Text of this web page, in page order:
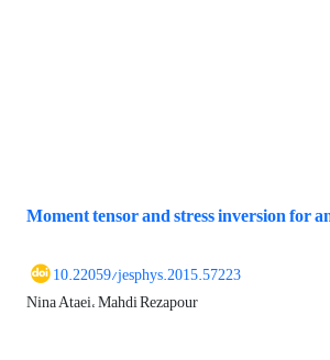
Moment tensor and stress inversion for
10.22059/jesphys.2015.57223
Nina Ataei، Mahdi Rezapour